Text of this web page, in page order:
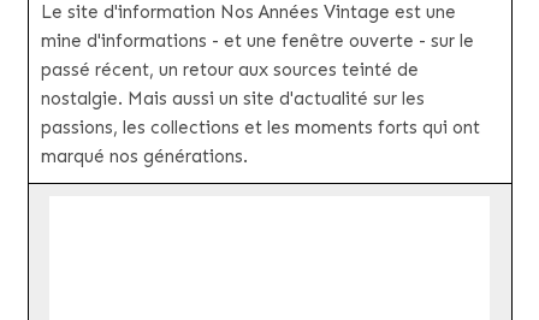
Le site d'information Nos Années Vintage est une
mine d'informations - et une fenêtre ouverte - sur le
passé récent, un retour aux sources teinté de
nostalgie. Mais aussi un site d'actualité sur les
passions, les collections et les moments forts qui ont
marqué nos générations.